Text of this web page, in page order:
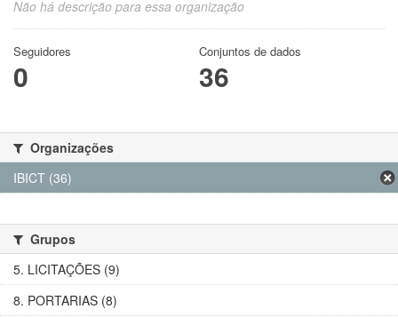
Não há descrição para essa organização
Seguidores
0
Conjuntos de dados
36
Organizações
IBICT (36)
Grupos
5. LICITAÇÕES (9)
8. PORTARIAS (8)